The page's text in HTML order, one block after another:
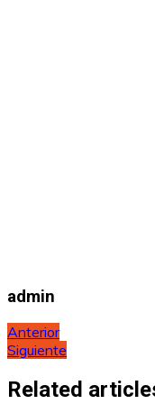
admin
Navegación
de
entradas
Anterior
Siguiente
Related